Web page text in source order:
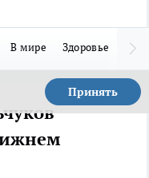
В мире Здоровье
Принять